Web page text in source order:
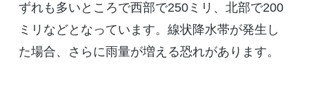
ずれも多いところで西部で250ミリ、北部で200
ミリなどとなっています。線状降水帯が発生し
た場合、さらに雨量が増える恐れがあります。